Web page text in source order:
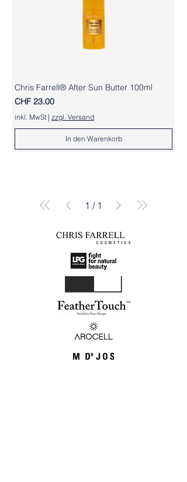
Chris Farrell® After Sun Butter 100ml
Preis
CHF 23.00
inkl. MwSt | zzgl. Versand
In den Warenkorb
1 / 1